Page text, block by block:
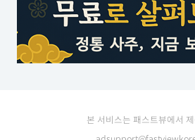
본 서비스는 패스트뷰에서